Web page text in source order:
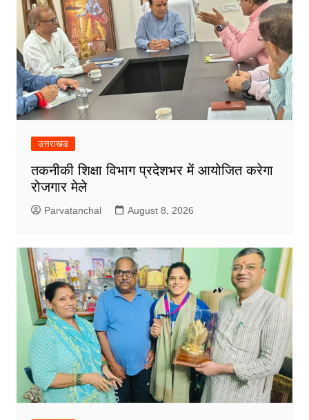
उत्तराखंड
तकनीकी शिक्षा विभाग प्रदेशभर में आयोजित करेगा
रोजगार मेले
Parvatanchal August 8, 2026